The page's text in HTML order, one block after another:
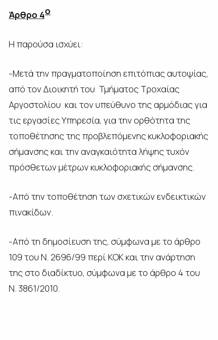
Άρθρο 4ο
Η παρούσα ισχύει:
-Μετά την πραγματοποίηση επιτόπιας αυτοψίας,
από τον Διοικητή του Τμήματος Τροχαίας
Αργοστολίου και τον υπεύθυνο της αρμόδιας για
τις εργασίες Υπηρεσία, για την ορθότητα της
τοποθέτησης της προβλεπόμενης κυκλοφοριακής
σήμανσης και την αναγκαιότητα λήψης τυχόν
πρόσθετων μέτρων κυκλοφοριακής σήμανσης.
-Από την τοποθέτηση των σχετικών ενδεικτικών
πινακίδων.
-Από τη δημοσίευση της, σύμφωνα με το άρθρο
109 του Ν. 2696/99 περί ΚΟΚ και την ανάρτηση
της στο διαδίκτυο, σύμφωνα με το άρθρο 4 του
Ν. 3861/2010.